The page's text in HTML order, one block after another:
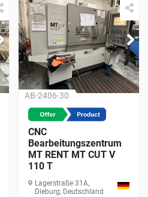
AB-2406-30
CNC
Bearbeitungszentrum
MT RENT MT CUT V
110 T
Lagerstraße 31A,
Dieburg, Deutschland